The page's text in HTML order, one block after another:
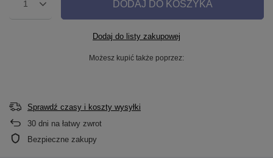
1 DODAJ DO KOSZYKA
Dodaj do listy zakupowej
Możesz kupić także poprzez:
Sprawdź czasy i koszty wysyłki
30 dni na łatwy zwrot
Bezpieczne zakupy